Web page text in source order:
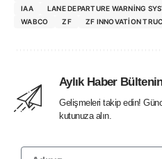
IAA
LANE DEPARTURE WARNING
WABCO
ZF ZF INNOVATION
Aylık Haber
Gelişmeleri takip edin!
kutunuza alın.